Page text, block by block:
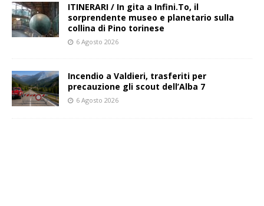
ITINERARI / In gita a Infini.To, il
sorprendente museo e planetario sulla
collina di Pino torinese
6 Agosto 2026
Incendio a Valdieri, trasferiti per
precauzione gli scout dell’Alba 7
6 Agosto 2026